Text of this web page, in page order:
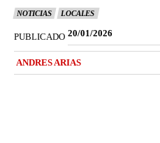
NOTICIAS LOCALES
PUBLICADO 20/01/2026
ANDRES ARIAS